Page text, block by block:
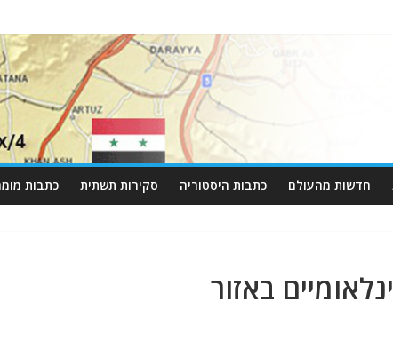
חדשות מהעולם כתבות היסטוריה סקירות תשתית כתבות
באזור